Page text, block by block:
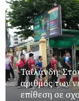
Ταϊλάνδη:
αριθμός των
επίθεση σε